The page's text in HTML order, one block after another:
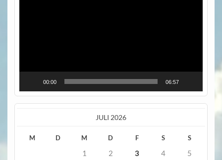
00:00 06:57
JULI 2026
M D M D F S S
1 2 3 4
5